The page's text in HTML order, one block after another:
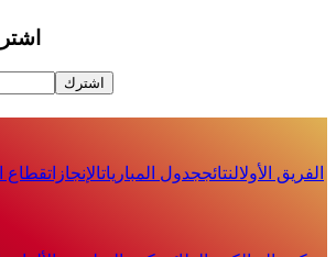
اشترك
الفريق الأولالنتائججدول المبارياتالإنجازاتقطاع